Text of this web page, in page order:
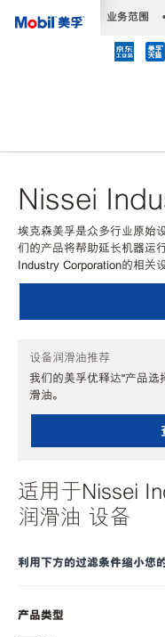
业务范围 •
Nissei
埃克森美孚是众多行业原始
们的产品将帮助延长机器运
Industry Corporation的相关
设备润滑油推荐
我们的美孚优释达℠产品
滑油。
适用于Nissei
润滑油 设备
利用下方的过滤条件缩小您
产品类型